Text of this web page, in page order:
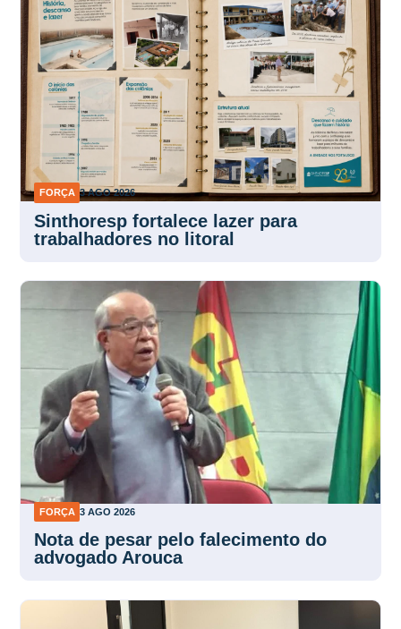
FORÇA 3 AGO 2026
Sinthoresp fortalece lazer para
trabalhadores no litoral
FORÇA 3 AGO 2026
Nota de pesar pelo falecimento do
advogado Arouca